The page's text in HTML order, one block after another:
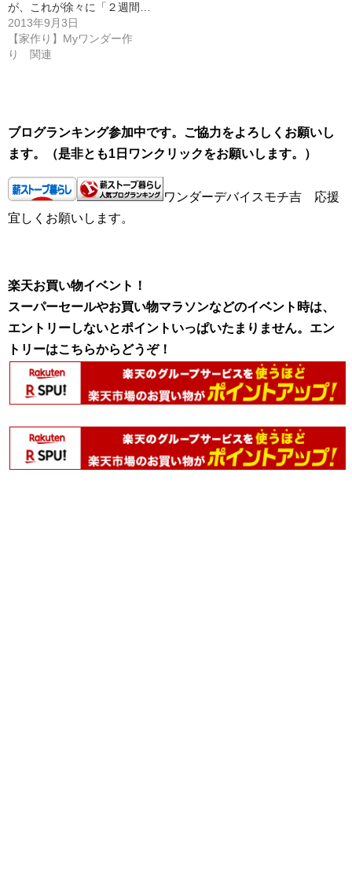
が、これが徐々に「２週間…
2013年9月3日
【家作り】Myワンダー作
り 関連
ブログランキング参加中です。ご協力をよろしくお願いし
ます。（是非とも1日ワンクリックをお願いします。）
ワンダーデバイスモチ吉 応援
宜しくお願いします。
楽天お買い物イベント！
スーパーセールやお買い物マラソンなどのイベント時は、
エントリーしないとポイントいっぱいたまりません。エン
トリーはこちらからどうぞ！